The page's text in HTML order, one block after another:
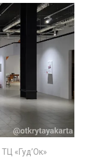
«Гуд’Ок»